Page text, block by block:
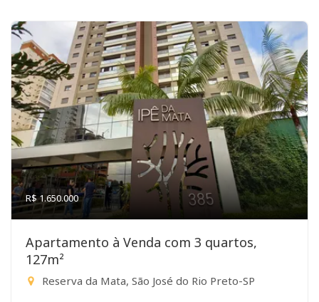
R$ 1.650.000
Apartamento à Venda com 3 quartos,
127m²
Reserva da Mata, São José do Rio Preto-SP